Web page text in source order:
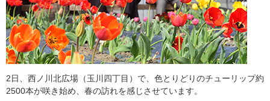
2日、西ノ川北広場（玉川四丁目）で、色とりどりのチューリップ約
2500本が咲き始め、春の訪れを感じさせています。